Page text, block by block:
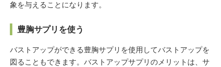
象を与えることになります。
豊胸サプリを使う
バストアップができる豊胸サプリを使用してバストアップを
図ることもできます。バストアップサプリのメリットは、サ